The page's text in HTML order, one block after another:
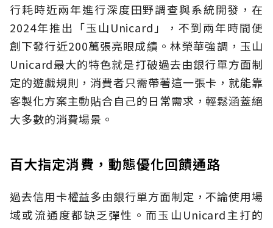
行耗時近兩年進行深度田野調查與系統開發，在
2024年推出「玉山Unicard」，不到兩年時間便
創下發行近200萬張亮眼成績。林榮華強調，玉山
Unicard最大的特色就是打破過去由銀行單方面制
定的遊戲規則，消費者只需帶著這一張卡，就能靠
客製化方案主動貼合自己的日常需求，輕鬆涵蓋絕
大多數的消費場景。
百大指定消費，動態優化回饋通路
過去信用卡權益多由銀行單方面制定，不論使用場
域或流通度都缺乏彈性。而玉山Unicard主打的